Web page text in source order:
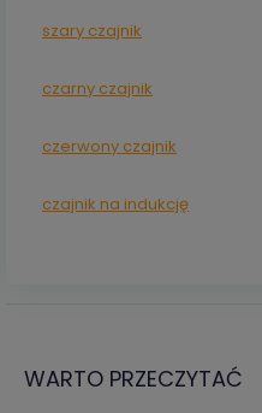
szary czajnik
czarny czajnik
czerwony czajnik
czajnik na indukcję
WARTO PRZECZYTAĆ